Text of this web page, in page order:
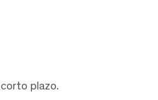
plazo.